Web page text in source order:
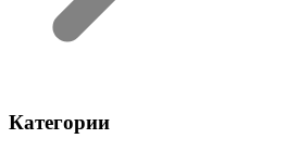
Категории